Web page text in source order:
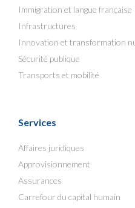
Immigration et langue française
Infrastructures
Innovation et transformation
Sécurité publique
Transports et mobilité
Services
Affaires juridiques
Approvisionnement
Assurances
Carrefour du capital humain